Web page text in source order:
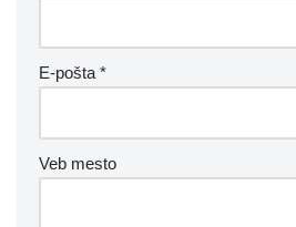
E-pošta *
Veb mesto